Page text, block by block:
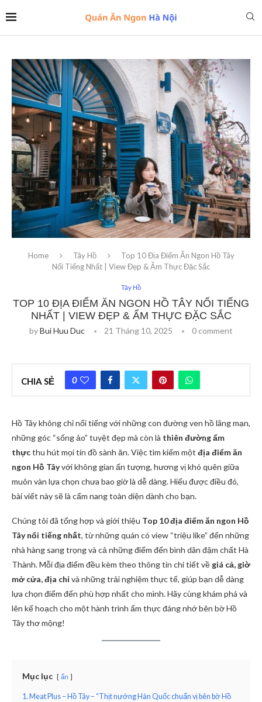
Home Tây Hồ
Top 10 Địa Điểm Ăn Ngon Hồ Tây
Nổi Tiếng Nhất | View Đẹp & Ẩm Thực Đặc Sắc
Tây Hồ
TOP 10 ĐỊA ĐIỂM ĂN NGON HỒ TÂY NỔI TIẾNG
NHẤT | VIEW ĐẸP & ẨM THỰC ĐẶC SẮC
byBui Huu Duc 21 Tháng 10, 2025 0 comment
CHIA SẺ 0
Hồ Tây không chỉ nổi tiếng với những con đường ven hồ lãng mạn,
những góc “sống ảo” tuyệt đẹp mà còn là thiên đường ẩm
thựcthu hút mọi tín đồ sành ăn. Việc tìm kiếm một địa điểm ăn
ngon Hồ Tâyvới không gian ấn tượng, hương vị khó quên giữa
muôn vàn lựa chọn chưa bao giờ là dễ dàng. Hiểu được điều đó,
bài viết này sẽ là cẩm nang toàn diện dành cho bạn.
Chúng tôi đã tổng hợp và giới thiệu Top 10 địa điểm ăn ngon Hồ
Tây nổi tiếng nhất, từ những quán có view “triệu like” đến những
nhà hàng sang trọng và cả những điểm đến bình dân đậm chất Hà
Thành. Mỗi địa điểm đều kèm theo thông tin chi tiết về giá cả, giờ
mở cửa, địa chỉvà những trải nghiệm thực tế, giúp bạn dễ dàng
lựa chọn điểm đến phù hợp nhất cho mình. Hãy cùng khám phá và
lên kế hoạch cho một hành trình ẩm thực đáng nhớ bên bờ Hồ
Tây thơ mộng!
Mục lục ẩn
1. Meat Plus – Hồ Tây – “Thịt nướng Hàn Quốc chuẩn vị bên bờ Hồ